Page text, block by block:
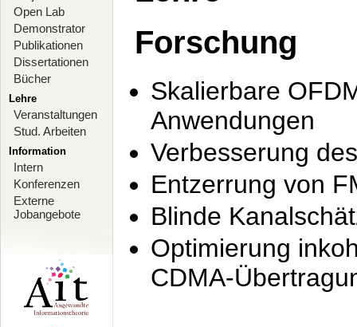
Open Lab
Demonstrator
Publikationen
Dissertationen
Bücher
Lehre
Veranstaltungen
Stud. Arbeiten
Information
Intern
Konferenzen
Externe
Jobangebote
Forschung
Skalierbare
Anwendungen
Verbesserung
Entzerrung von
Blinde
Optimierung
CDMA-